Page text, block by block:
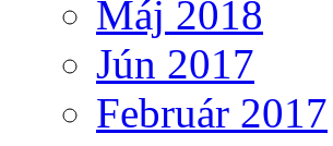
Máj 2018
Jún 2017
Február 2017